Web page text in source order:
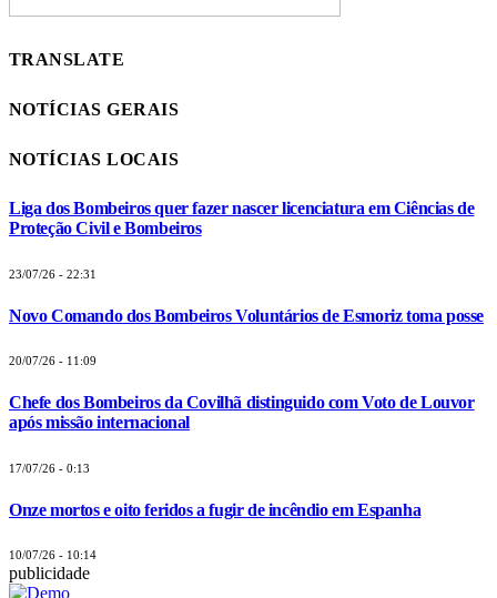
TRANSLATE
NOTÍCIAS GERAIS
NOTÍCIAS LOCAIS
Liga dos Bombeiros quer fazer nascer licenciatura em Ciências de
Proteção Civil e Bombeiros
23/07/26 - 22:31
Novo Comando dos Bombeiros Voluntários de Esmoriz toma posse
20/07/26 - 11:09
Chefe dos Bombeiros da Covilhã distinguido com Voto de Louvor
após missão internacional
17/07/26 - 0:13
Onze mortos e oito feridos a fugir de incêndio em Espanha
10/07/26 - 10:14
publicidade